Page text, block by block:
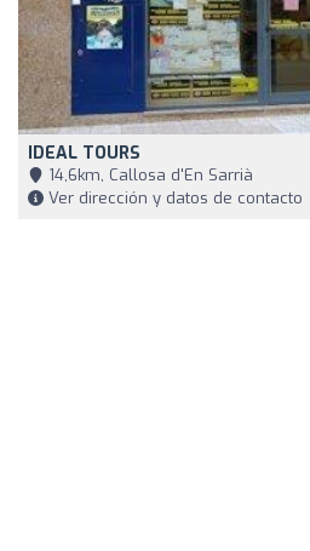
IDEAL TOURS
14,6km, Callosa d'En Sarrià
Ver dirección y datos de contacto